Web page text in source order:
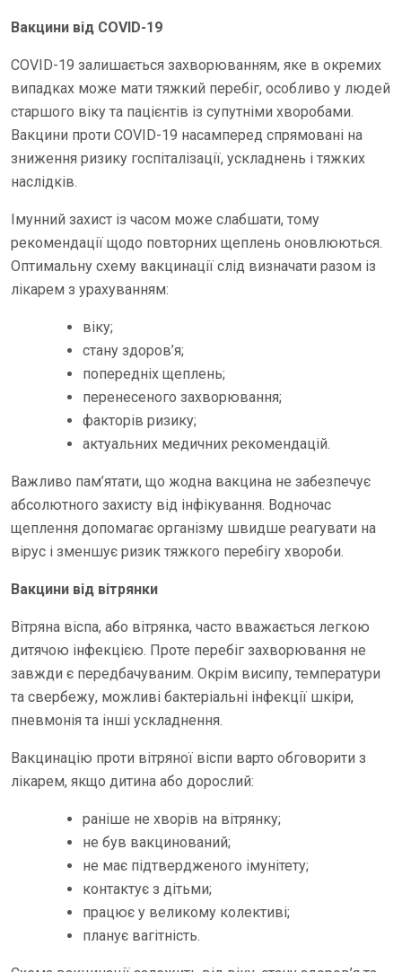
Вакцини від COVID-19
COVID-19 залишається захворюванням, яке в окремих
випадках може мати тяжкий перебіг, особливо у людей
старшого віку та пацієнтів із супутніми хворобами.
Вакцини проти COVID-19 насамперед спрямовані на
зниження ризику госпіталізації, ускладнень і тяжких
наслідків.
Імунний захист із часом може слабшати, тому
рекомендації щодо повторних щеплень оновлюються.
Оптимальну схему вакцинації слід визначати разом із
лікарем з урахуванням:
віку;
стану здоров’я;
попередніх щеплень;
перенесеного захворювання;
факторів ризику;
актуальних медичних рекомендацій.
Важливо пам’ятати, що жодна вакцина не забезпечує
абсолютного захисту від інфікування. Водночас
щеплення допомагає організму швидше реагувати на
вірус і зменшує ризик тяжкого перебігу хвороби.
Вакцини від вітрянки
Вітряна віспа, або вітрянка, часто вважається легкою
дитячою інфекцією. Проте перебіг захворювання не
завжди є передбачуваним. Окрім висипу, температури
та свербежу, можливі бактеріальні інфекції шкіри,
пневмонія та інші ускладнення.
Вакцинацію проти вітряної віспи варто обговорити з
лікарем, якщо дитина або дорослий:
раніше не хворів на вітрянку;
не був вакцинований;
не має підтвердженого імунітету;
контактує з дітьми;
працює у великому колективі;
планує вагітність.